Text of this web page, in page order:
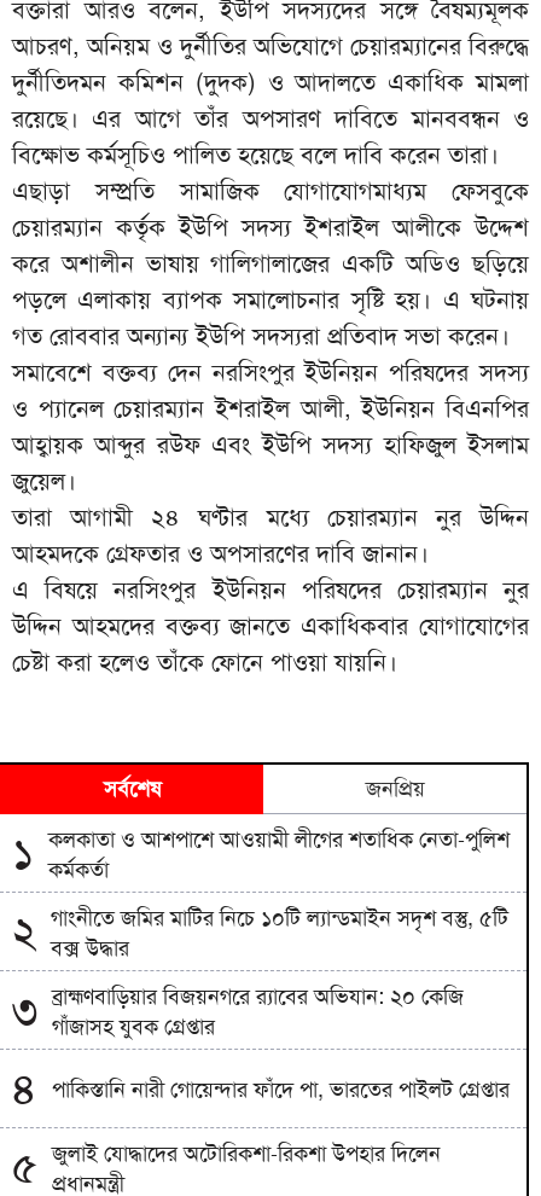
বক্তারা আরও বলেন, ইউপি সদস্যদের সঙ্গে বৈষম্যমূলক
আচরণ, অনিয়ম ও দুর্নীতির অভিযোগে চেয়ারম্যানের বিরুদ্ধে
দুর্নীতিদমন কমিশন (দুদক) ও আদালতে একাধিক মামলা
রয়েছে। এর আগে তাঁর অপসারণ দাবিতে মানববন্ধন ও
বিক্ষোভ কর্মসূচিও পালিত হয়েছে বলে দাবি করেন তারা।
এছাড়া সম্প্রতি সামাজিক যোগাযোগমাধ্যম ফেসবুকে
চেয়ারম্যান কর্তৃক ইউপি সদস্য ইশরাইল আলীকে উদ্দেশ
করে অশালীন ভাষায় গালিগালাজের একটি অডিও ছড়িয়ে
পড়লে এলাকায় ব্যাপক সমালোচনার সৃষ্টি হয়। এ ঘটনায়
গত রোববার অন্যান্য ইউপি সদস্যরা প্রতিবাদ সভা করেন।
সমাবেশে বক্তব্য দেন নরসিংপুর ইউনিয়ন পরিষদের সদস্য
ও প্যানেল চেয়ারম্যান ইশরাইল আলী, ইউনিয়ন বিএনপির
আহ্বায়ক আব্দুর রউফ এবং ইউপি সদস্য হাফিজুল ইসলাম
জুয়েল।
তারা আগামী ২৪ ঘণ্টার মধ্যে চেয়ারম্যান নুর উদ্দিন
আহমদকে গ্রেফতার ও অপসারণের দাবি জানান।
এ বিষয়ে নরসিংপুর ইউনিয়ন পরিষদের চেয়ারম্যান নুর
উদ্দিন আহমদের বক্তব্য জানতে একাধিকবার যোগাযোগের
চেষ্টা করা হলেও তাঁকে ফোনে পাওয়া যায়নি।
সর্বশেষ জনপ্রিয়
১ কলকাতা ও আশপাশে আওয়ামী লীগের শতাধিক নেতা-পুলিশ
কর্মকর্তা
২
গাংনীতে জমির মাটির নিচে ১০টি ল্যান্ডমাইন সদৃশ বস্তু, ৫টি
বক্স উদ্ধার
৩ ব্রাহ্মণবাড়িয়ার বিজয়নগরে র‍্যাবের অভিযান: ২০ কেজি
গাঁজাসহ যুবক গ্রেপ্তার
৪ পাকিস্তানি নারী গোয়েন্দার ফাঁদে পা, ভারতের পাইলট গ্রেপ্তার
৫ জুলাই যোদ্ধাদের অটোরিকশা-রিকশা উপহার দিলেন
প্রধানমন্ত্রী